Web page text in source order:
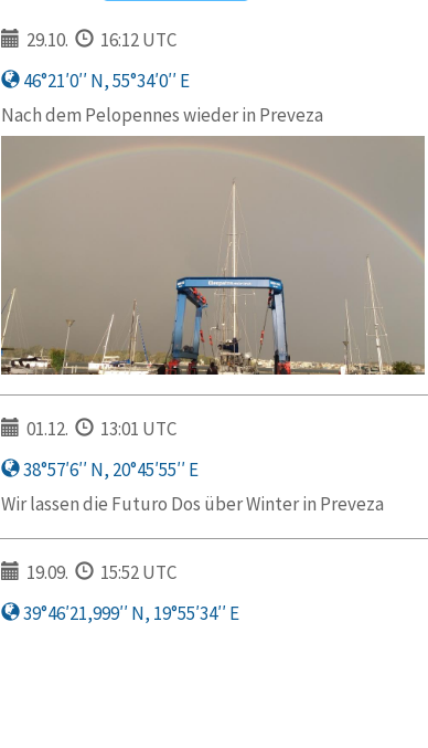
29.10.
16:12 UTC
46°21′0′′ N, 55°34′0′′ E
Nach dem Pelopennes wieder in Preveza
01.12.
13:01 UTC
38°57′6′′ N, 20°45′55′′ E
Wir lassen die Futuro Dos über Winter in Preveza
19.09.
15:52 UTC
39°46′21,999′′ N, 19°55′34′′ E